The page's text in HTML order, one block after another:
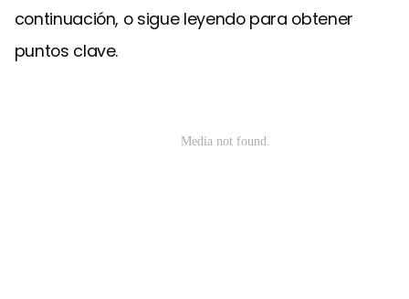
continuación, o sigue leyendo para obtener
puntos clave.